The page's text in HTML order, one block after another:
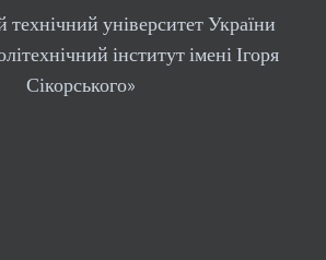
університет України
інститут імені Ігоря
Сікорського»